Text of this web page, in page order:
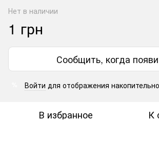
Нет в наличии
1 грн
Сообщить, когда
Войти для отображения
В избранное К